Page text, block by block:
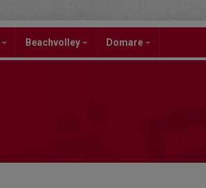
Beachvolley Domare